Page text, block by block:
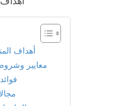
أهداف
معايير